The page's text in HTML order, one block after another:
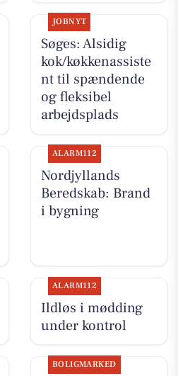
JOBNYT
Søges: Alsidig
kok/køkkenassiste
nt til spændende
og fleksibel
arbejdsplads
ALARM112
Nordjyllands
Beredskab: Brand
i bygning
ALARM112
Ildløs i mødding
under kontrol
BOLIGMARKED